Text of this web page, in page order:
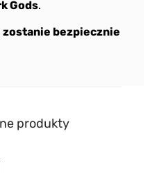
Gods.
bezpiecznie
produkty